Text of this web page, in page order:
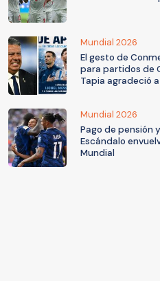
Mundial 2026
El gesto de
para partidos de
Tapia agradeció
Mundial 2026
Pago de pensión
Escándalo
Mundial